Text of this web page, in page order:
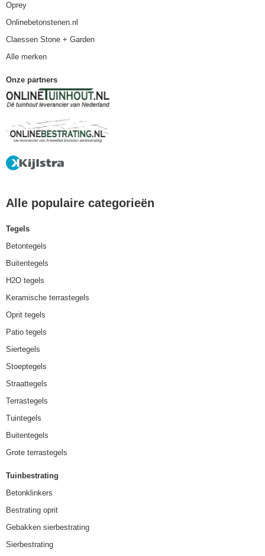
Oprey
Onlinebetonstenen.nl
Claessen Stone + Garden
Alle merken
Onze partners
Alle populaire categorieën
Tegels
Betontegels
Buitentegels
H2O tegels
Keramische terrastegels
Oprit tegels
Patio tegels
Siertegels
Stoeptegels
Straattegels
Terrastegels
Tuintegels
Buitentegels
Grote terrastegels
Tuinbestrating
Betonklinkers
Bestrating oprit
Gebakken sierbestrating
Sierbestrating